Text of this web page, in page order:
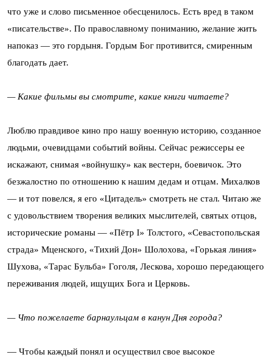
что уже и слово письменное обесценилось. Есть вред в таком
«писательстве». По православному пониманию, желание жить
напоказ — это гордыня. Гордым Бог противится, смиренным
благодать дает.
— Какие фильмы вы смотрите, какие книги читаете?
Люблю правдивое кино про нашу военную историю, созданное
людьми, очевидцами событий войны. Сейчас режиссеры ее
искажают, снимая «войнушку» как вестерн, боевичок. Это
безжалостно по отношению к нашим дедам и отцам. Михалков
— и тот повелся, я его «Цитадель» смотреть не стал. Читаю же
с удовольствием творения великих мыслителей, святых отцов,
исторические романы — «Пётр I» Толстого, «Севастопольская
страда» Мценского, «Тихий Дон» Шолохова, «Горькая линия»
Шухова, «Тарас Бульба» Гоголя, Лескова, хорошо передающего
переживания людей, ищущих Бога и Церковь.
— Что пожелаете барнаульцам в канун Дня города?
— Чтобы каждый понял и осуществил свое высокое